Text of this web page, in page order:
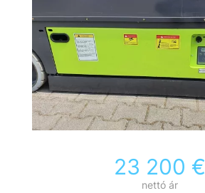
23 200 €
nettó ár